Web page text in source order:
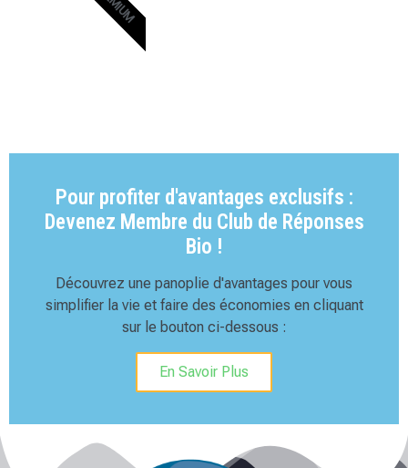
Pour profiter d'avantages exclusifs :
Devenez Membre du Club de Réponses
Bio !
Découvrez une panoplie d'avantages pour vous
simplifier la vie et faire des économies en cliquant
sur le bouton ci-dessous :
En Savoir Plus